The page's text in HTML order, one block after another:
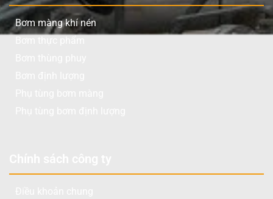
Bơm màng khí nén